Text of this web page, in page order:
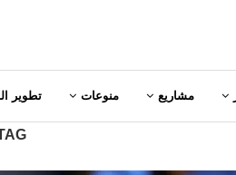
مشاريع منوعات تطوير